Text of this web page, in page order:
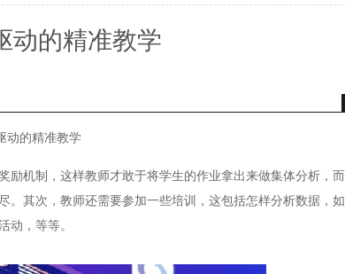
动的精准教学
动的精准教学
机制，这样教师才敢于将学生的作业拿出来做集体分析，
其次，教师还需要参加一些培训，这包括怎样分析数据，
动，等等。